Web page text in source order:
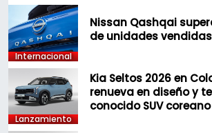
Internacional
Nissan Qashqai
de unidades
Lanzamiento
Kia Seltos 2026 en
renueva en diseño y
conocido SUV coreano